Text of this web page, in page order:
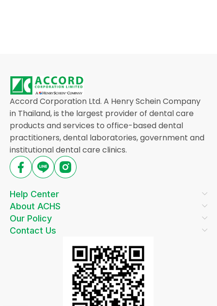
Accord Corporation Ltd. A Henry Schein Company
in Thailand, is the largest provider of dental care
products and services to office-based dental
practitioners, dental laboratories, government and
institutional dental care clinics.
Help Center
About ACHS
Our Policy
Contact Us